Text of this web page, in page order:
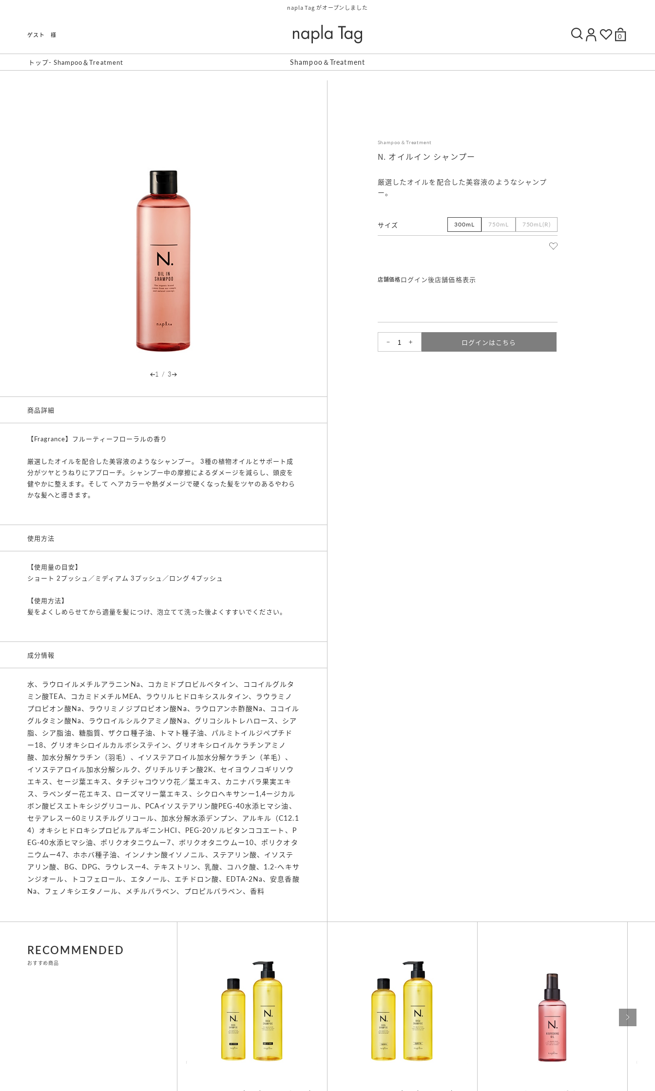
napla Tag がオープンしました
ゲスト 様 0
トップ- Shampoo＆Treatment Shampoo＆Treatment
1 /3
商品詳細
【Fragrance】フルーティーフローラルの香り
厳選したオイルを配合した美容液のようなシャンプー。 3種の植物オイルとサポート成
分がツヤとうねりにアプローチ。シャンプー中の摩擦によるダメージを減らし、頭皮を
健やかに整えます。そして ヘアカラーや熱ダメージで硬くなった髪をツヤのあるやわら
かな髪へと導きます。
使用方法
【使用量の目安】
ショート 2プッシュ／ミディアム 3プッシュ／ロング 4プッシュ
【使用方法】
髪をよくしめらせてから適量を髪につけ、泡立てて洗った後よくすすいでください。
成分情報
水、ラウロイルメチルアラニンNa、コカミドプロビルベタイン、ココイルグルタ
ミン酸TEA、コカミドメチルMEA、ラウリルヒドロキシスルタイン、ラウラミノ
プロピオン酸Na、ラウリミノジプロピオン酸Na、ラウロアンホ酢酸Na、ココイル
グルタミン酸Na、ラウロイルシルクアミノ酸Na、グリコシルトレハロース、シア
脂、シア脂油、糖脂質、ザクロ種子油、トマト種子油、パルミトイルジペプチド
ー18、グリオキシロイルカルボシステイン、グリオキシロイルケラチンアミノ
酸、加水分解ケラチン（羽毛）、イソステアロイル加水分解ケラチン（羊毛）、
イソステアロイル加水分解シルク、グリチルリチン酸2K、セイヨウノコギリソウ
エキス、セージ葉エキス、タチジャコウソウ花／葉エキス、カニナバラ果実エキ
ス、ラベンダー花エキス、ローズマリー葉エキス、シクロヘキサンー1,4ージカル
ボン酸ビスエトキシジグリコール、PCAイソステアリン酸PEG-40水添ヒマシ油、
セテアレスー60ミリスチルグリコール、加水分解水添デンプン、アルキル（C12.1
4）オキシヒドロキシプロピルアルギニンHCI、PEG-20ソルビタンココエート、P
EG-40水添ヒマシ油、ポリクオタニウムー7、ボリクオタニウムー10、ポリクオタ
ニウムー47、ホホバ種子油、インノナン酸イソノニル、ステアリン酸、イソステ
アリン酸、BG、DPG、ラウレスー4、テキストリン、乳酸、コハク酸、1.2-ヘキサ
ンジオール、トコフェロール、エタノール、エチドロン酸、EDTA-2Na、安息香酸
Na、フェノキシエタノール、メチルバラベン、プロピルバラベン、香料
Shampoo＆Treatment
N. オイルイン シャンプー
厳選したオイルを配合した美容液のようなシャンプ
ー。
サイズ 300mL 750mL 750mL(R)
店舗価格ログイン後店舗価格表示
ログインはこちら
RECOMMENDED
おすすめ商品